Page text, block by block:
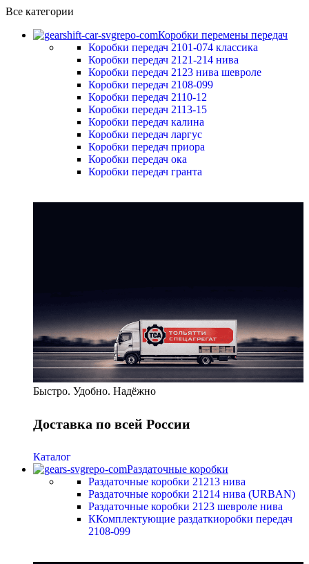
Все категории
Коробки перемены передач
Коробки передач 2101-074 классика
Коробки передач 2121-214 нива
Коробки передач 2123 нива шевроле
Коробки передач 2108-099
Коробки передач 2110-12
Коробки передач 2113-15
Коробки передач калина
Коробки передач ларгус
Коробки передач приора
Коробки передач ока
Коробки передач гранта
Быстро. Удобно. Надёжно
Доставка по всей России
Каталог
Раздаточные коробки
Раздаточные коробки 21213 нива
Раздаточные коробки 21214 нива (URBAN)
Раздаточные коробки 2123 шевроле нива
ККомплектующие раздаткиоробки передач
2108-099